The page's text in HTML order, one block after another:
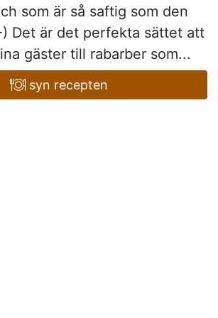
som är så saftig som den
Det är det perfekta sättet att
gäster till rabarber som...
syn recepten